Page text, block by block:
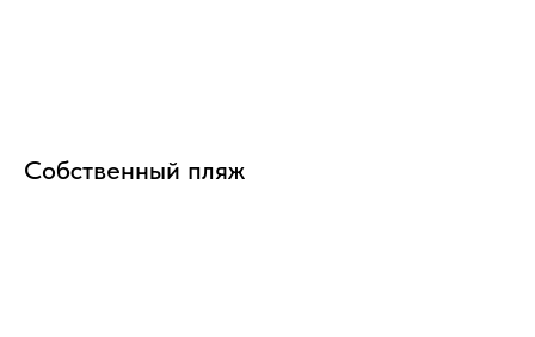
Собственный пляж